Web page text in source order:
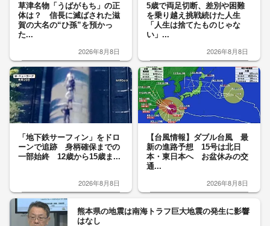
草津名物「うばがもち」の正
体は？ 信長に滅ばされた滋
賀の大名の“ひ孫”を預かっ
た...
2026年8月8日
5歳で両足切断、差別や困難
を乗り越え挑戦続けた人生
「人生は捨てたものじゃな
い」...
2026年8月8日
「地下鉄サーフィン」をドロ
ーンで追跡 身柄確保までの
一部始終 12歳から15歳ま...
2026年8月8日
【台風情報】ダブル台風 最
新の進路予想 15号は北日
本・東日本へ お盆休みの交
通...
2026年8月8日
熊本県の地震は南海トラフ巨大地震の発生に影響
はなし